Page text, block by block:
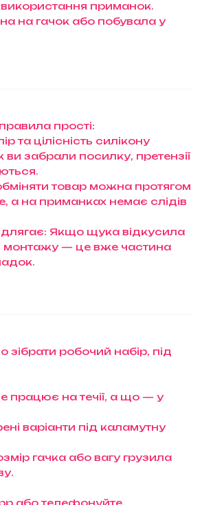
приманок.
на гачок або побувала у
прості:
та цілісність силікону
ви забрали посилку, претензії
товар можна протягом
а на приманках немає слідів
Якщо щука відкусила
монтажу — це вже частина
робочий набір, під
працює на течії, а що — у
варіанти під каламутну
гачка або вагу грузила